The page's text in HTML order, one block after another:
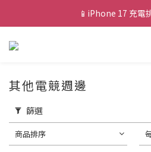
💰新會員送 $88
📱iPhone 17 充電
🎟️ 去領優惠
其他電競週邊
篩選
商品排序